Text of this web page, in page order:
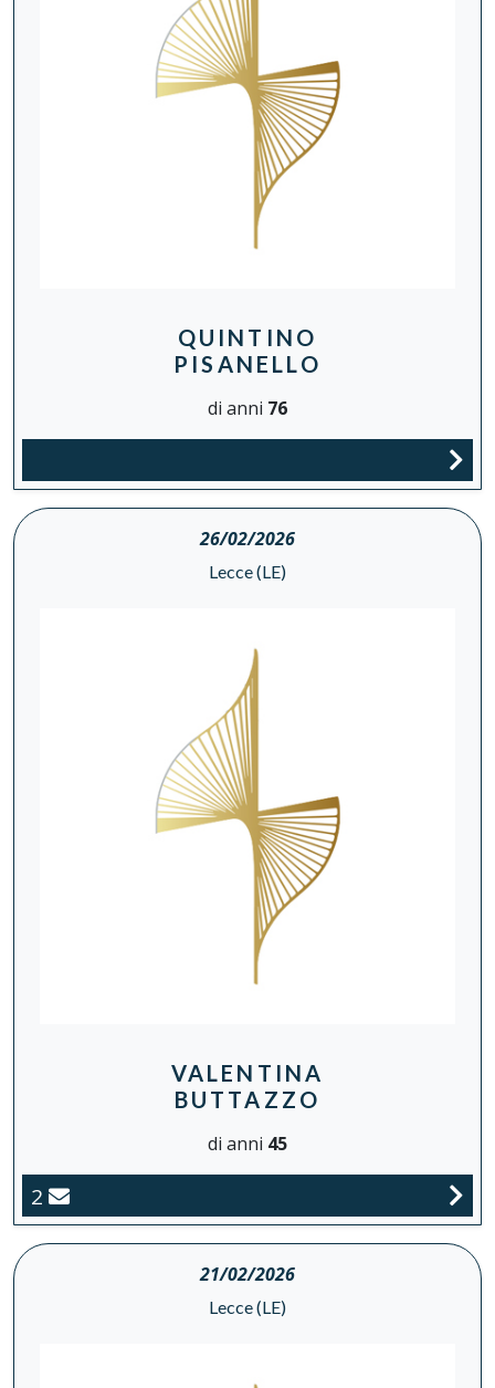
QUINTINO
PISANELLO
di anni 76
26/02/2026
Lecce (LE)
VALENTINA
BUTTAZZO
di anni 45
2
21/02/2026
Lecce (LE)